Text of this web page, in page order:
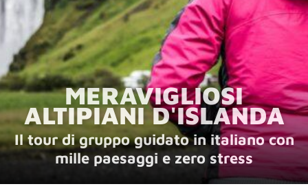
MERAVIGLIOSI
ALTIPIANI D'ISLANDA
Il tour di gruppo guidato in italiano con
mille paesaggi e zero stress